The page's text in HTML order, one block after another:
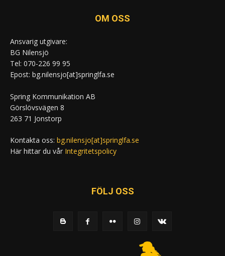
OM OSS
Ansvarig utgivare:
BG Nilensjö
Tel: 070-226 99 95
Epost: bg.nilensjo[at]springlfa.se
Spring Kommunikation AB
Görslövsvägen 8
263 71 Jonstorp
Kontakta oss: bg.nilensjo[at]springlfa.se
Här hittar du vår Integritetspolicy
FÖLJ OSS